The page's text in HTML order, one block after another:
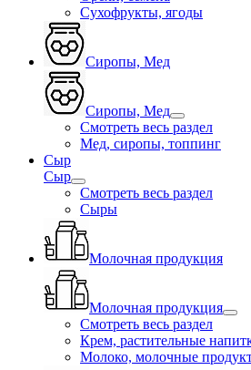
Сухофрукты, ягоды
Сиропы, Мед
Сиропы, Мед
Смотреть весь раздел
Мед, сиропы, топпинг
Сыр
Сыр
Смотреть весь раздел
Сыры
Молочная продукция
Молочная продукция
Смотреть весь раздел
Крем, растительные
Молоко, молочные